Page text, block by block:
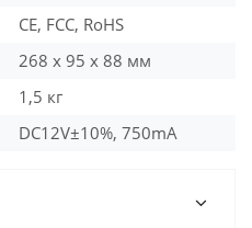
CE, FCC, RoHS
268 x 95 x 88 мм
1,5 кг
DC12V±10%, 750mA